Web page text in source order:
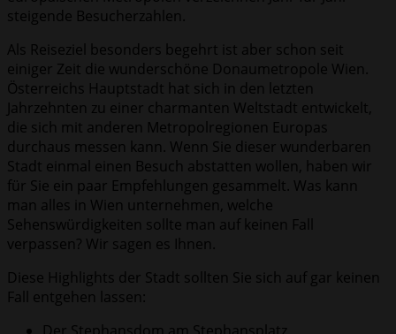
steigende Besucherzahlen.
Als Reiseziel besonders begehrt ist aber schon seit
einiger Zeit die wunderschöne Donaumetropole Wien.
Österreichs Hauptstadt hat sich in den letzten
Jahrzehnten zu einer charmanten Weltstadt entwickelt,
die sich mit anderen Metropolregionen Europas
durchaus messen kann. Wenn Sie dieser wunderbaren
Stadt einmal einen Besuch abstatten wollen, haben wir
für Sie ein paar Empfehlungen gesammelt. Was kann
man alles in Wien unternehmen, welche
Sehenswürdigkeiten sollte man auf keinen Fall
verpassen? Wir sagen es Ihnen.
Diese Highlights der Stadt sollten Sie sich auf gar keinen
Fall entgehen lassen: